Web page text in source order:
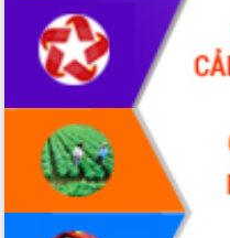
Gặp mặt các cơ quan báo chí nhân Kỷ
niệm 101 năm Ngày Báo chí Cách
mạng Việt Nam
Đắk Lắk sơ kết 4 năm triển khai thực
hiện Đề án 06 của Chính phủ
Họp báo thông tin về Hội nghị Công bố
Quy hoạch và Xúc tiến đầu tư tỉnh
Khơi thông điểm nghẽn, đẩy nhanh
giải ngân vốn khắc phục thiên tai